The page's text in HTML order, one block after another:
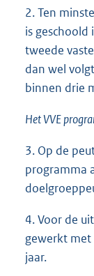
2. Ten
is geschoold
tweede
dan wel
binnen drie
Het VVE
3. Op de
programma
4. Voor de
gewerkt met
jaar.